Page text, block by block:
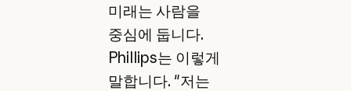
미래는 사람을
중심에 둡니다.
Phillips는 이렇게
말합니다. "저는